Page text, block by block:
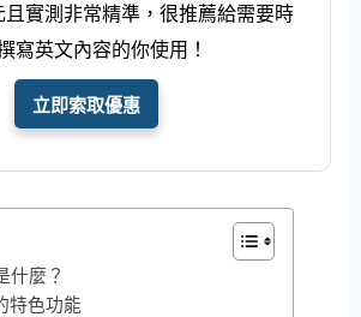
實測非常精準，很推薦給需要時
寫英文內容的你使用！
立即索取優惠
什麼？
特色功能